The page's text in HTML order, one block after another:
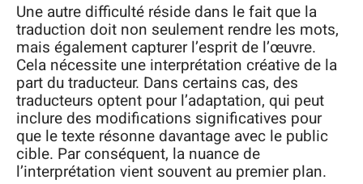
Une autre difficulté réside dans le fait que la
traduction doit non seulement rendre les mots,
mais également capturer l’esprit de l’œuvre.
Cela nécessite une interprétation créative de la
part du traducteur. Dans certains cas, des
traducteurs optent pour l’adaptation, qui peut
inclure des modifications significatives pour
que le texte résonne davantage avec le public
cible. Par conséquent, la nuance de
l’interprétation vient souvent au premier plan.